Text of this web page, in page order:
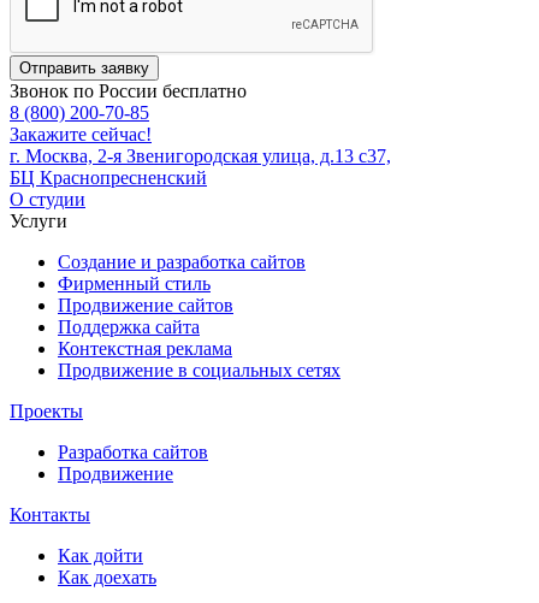
Отправить заявку
Звонок по России бесплатно
8 (800) 200-70-85
Закажите сейчас!
г. Москва, 2-я Звенигородская улица, д.13 с37,
БЦ Краснопресненский
О студии
Услуги
Создание и разработка сайтов
Фирменный стиль
Продвижение сайтов
Поддержка сайта
Контекстная реклама
Продвижение в социальных сетях
Проекты
Разработка сайтов
Продвижение
Контакты
Как дойти
Как доехать